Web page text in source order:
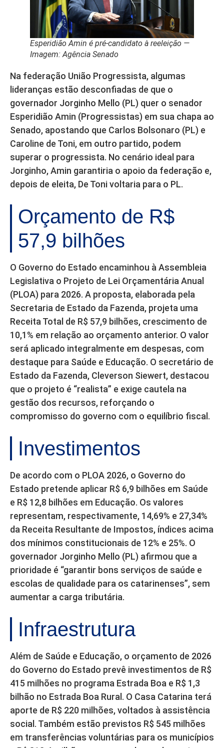
Esperidião Amin é pré-candidato à reeleição —
Imagem: Agência Senado
Na federação União Progressista, algumas
lideranças estão desconfiadas de que o
governador Jorginho Mello (PL) quer o senador
Esperidião Amin (Progressistas) em sua chapa ao
Senado, apostando que Carlos Bolsonaro (PL) e
Caroline de Toni, em outro partido, podem
superar o progressista. No cenário ideal para
Jorginho, Amin garantiria o apoio da federação e,
depois de eleita, De Toni voltaria para o PL.
Orçamento de R$
57,9 bilhões
O Governo do Estado encaminhou à Assembleia
Legislativa o Projeto de Lei Orçamentária Anual
(PLOA) para 2026. A proposta, elaborada pela
Secretaria de Estado da Fazenda, projeta uma
Receita Total de R$ 57,9 bilhões, crescimento de
10,1% em relação ao orçamento anterior. O valor
será aplicado integralmente em despesas, com
destaque para Saúde e Educação. O secretário de
Estado da Fazenda, Cleverson Siewert, destacou
que o projeto é “realista” e exige cautela na
gestão dos recursos, reforçando o
compromisso do governo com o equilíbrio fiscal.
Investimentos
De acordo com o PLOA 2026, o Governo do
Estado pretende aplicar R$ 6,9 bilhões em Saúde
e R$ 12,8 bilhões em Educação. Os valores
representam, respectivamente, 14,69% e 27,34%
da Receita Resultante de Impostos, índices acima
dos mínimos constitucionais de 12% e 25%. O
governador Jorginho Mello (PL) afirmou que a
prioridade é “garantir bons serviços de saúde e
escolas de qualidade para os catarinenses”, sem
aumentar a carga tributária.
Infraestrutura
Além de Saúde e Educação, o orçamento de 2026
do Governo do Estado prevê investimentos de R$
415 milhões no programa Estrada Boa e R$ 1,3
bilhão no Estrada Boa Rural. O Casa Catarina terá
aporte de R$ 220 milhões, voltados à assistência
social. Também estão previstos R$ 545 milhões
em transferências voluntárias para os municípios